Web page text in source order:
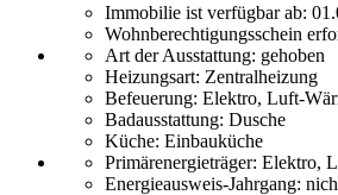
Immobilie ist verfügbar ab:
Wohnberechtigungsschein
Art der Ausstattung: gehoben
Heizungsart: Zentralheizung
Befeuerung: Elektro, Luft-
Badausstattung: Dusche
Küche: Einbauküche
Primärenergieträger: Elektro,
Energieausweis-Jahrgang: